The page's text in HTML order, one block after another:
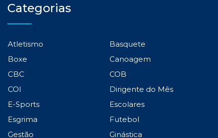
Categorias
Atletismo
Basquete
Boxe
Canoagem
CBC
COB
COI
Dirigente do Mês
E-Sports
Escolares
Esgrima
Futebol
Gestão
Ginástica